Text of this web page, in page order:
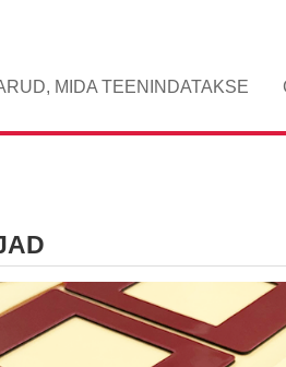
MIDA TEENINDATAKSE